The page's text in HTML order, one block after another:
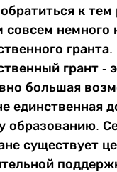
к тем
совсем немного
гранта.
грант -
большая
единственная
образованию.
существует